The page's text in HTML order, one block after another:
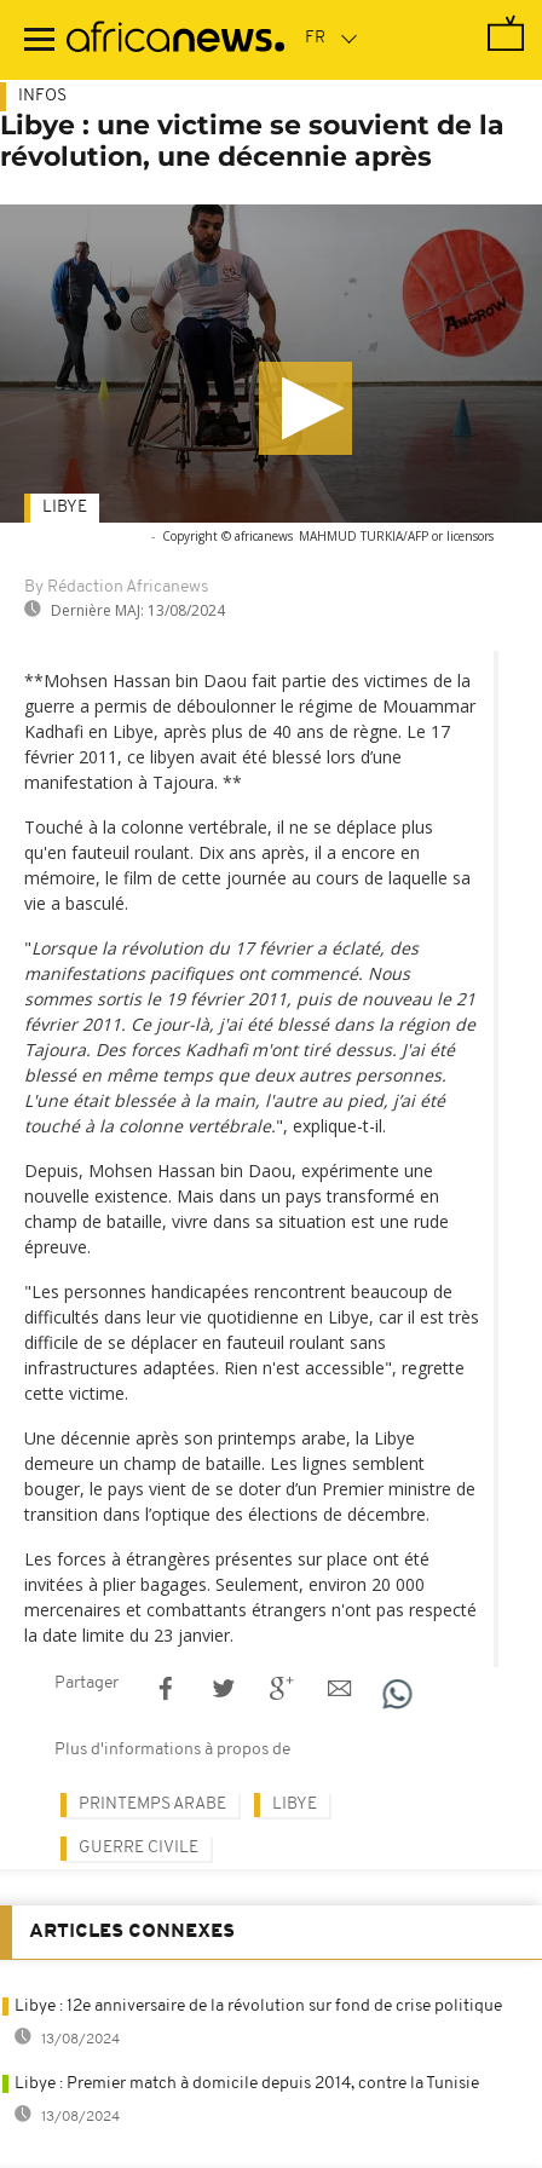
contenu
INFOS
Libye : une victime se souvient de la
révolution, une décennie après
- Copyright © africanews MAHMUD TURKIA/AFP or licensors
By Rédaction Africanews
Dernière MAJ: 13/08/2024
LIBYE
**Mohsen Hassan bin Daou fait partie des victimes de la
guerre a permis de déboulonner le régime de Mouammar
Kadhafi en Libye, après plus de 40 ans de règne. Le 17
février 2011, ce libyen avait été blessé lors d’une
manifestation à Tajoura. **
Touché à la colonne vertébrale, il ne se déplace plus
qu'en fauteuil roulant. Dix ans après, il a encore en
mémoire, le film de cette journée au cours de laquelle sa
vie a basculé.
"Lorsque la révolution du 17 février a éclaté, des
manifestations pacifiques ont commencé. Nous
sommes sortis le 19 février 2011, puis de nouveau le 21
février 2011. Ce jour-là, j'ai été blessé dans la région de
Tajoura. Des forces Kadhafi m'ont tiré dessus. J'ai été
blessé en même temps que deux autres personnes.
L'une était blessée à la main, l'autre au pied, j’ai été
touché à la colonne vertébrale.", explique-t-il.
Depuis, Mohsen Hassan bin Daou, expérimente une
nouvelle existence. Mais dans un pays transformé en
champ de bataille, vivre dans sa situation est une rude
épreuve.
"Les personnes handicapées rencontrent beaucoup de
difficultés dans leur vie quotidienne en Libye, car il est très
difficile de se déplacer en fauteuil roulant sans
infrastructures adaptées. Rien n'est accessible", regrette
cette victime.
Une décennie après son printemps arabe, la Libye
demeure un champ de bataille. Les lignes semblent
bouger, le pays vient de se doter d’un Premier ministre de
transition dans l’optique des élections de décembre.
Les forces à étrangères présentes sur place ont été
invitées à plier bagages. Seulement, environ 20 000
mercenaires et combattants étrangers n'ont pas respecté
la date limite du 23 janvier.
Partager
Plus d'informations à propos de
PRINTEMPS ARABE LIBYE
GUERRE CIVILE
ARTICLES CONNEXES
Libye : 12e anniversaire de la révolution sur fond de crise politique
13/08/2024
Libye : Premier match à domicile depuis 2014, contre la Tunisie
13/08/2024